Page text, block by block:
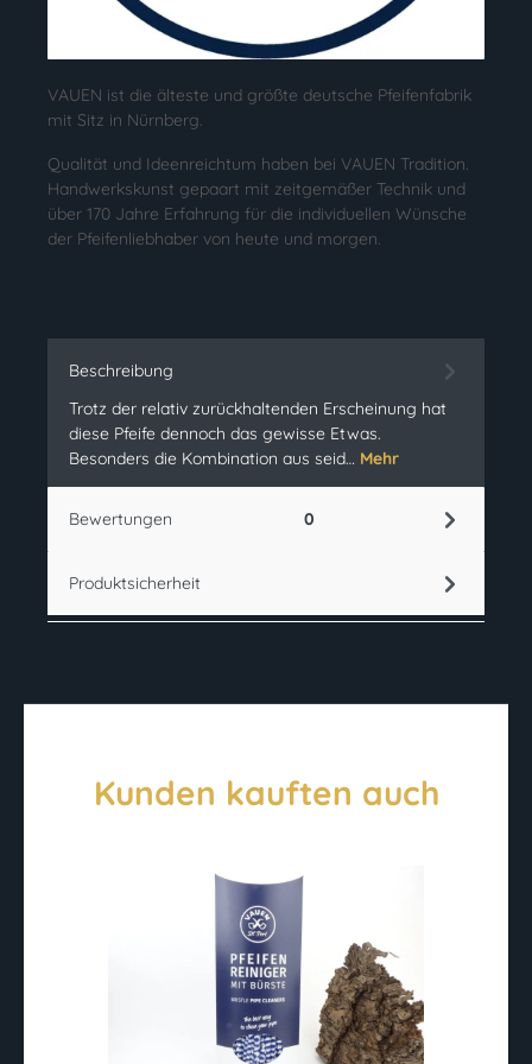
VAUEN ist die älteste und größte deutsche Pfeifenfabrik
mit Sitz in Nürnberg.
Qualität und Ideenreichtum haben bei VAUEN Tradition.
Handwerkskunst gepaart mit zeitgemäßer Technik und
über 170 Jahre Erfahrung für die individuellen Wünsche
der Pfeifenliebhaber von heute und morgen.
Beschreibung
Trotz der relativ zurückhaltenden Erscheinung hat
diese Pfeife dennoch das gewisse Etwas.
Besonders die Kombination aus seid… Mehr
Bewertungen 0
Produktsicherheit
Kunden kauften auch